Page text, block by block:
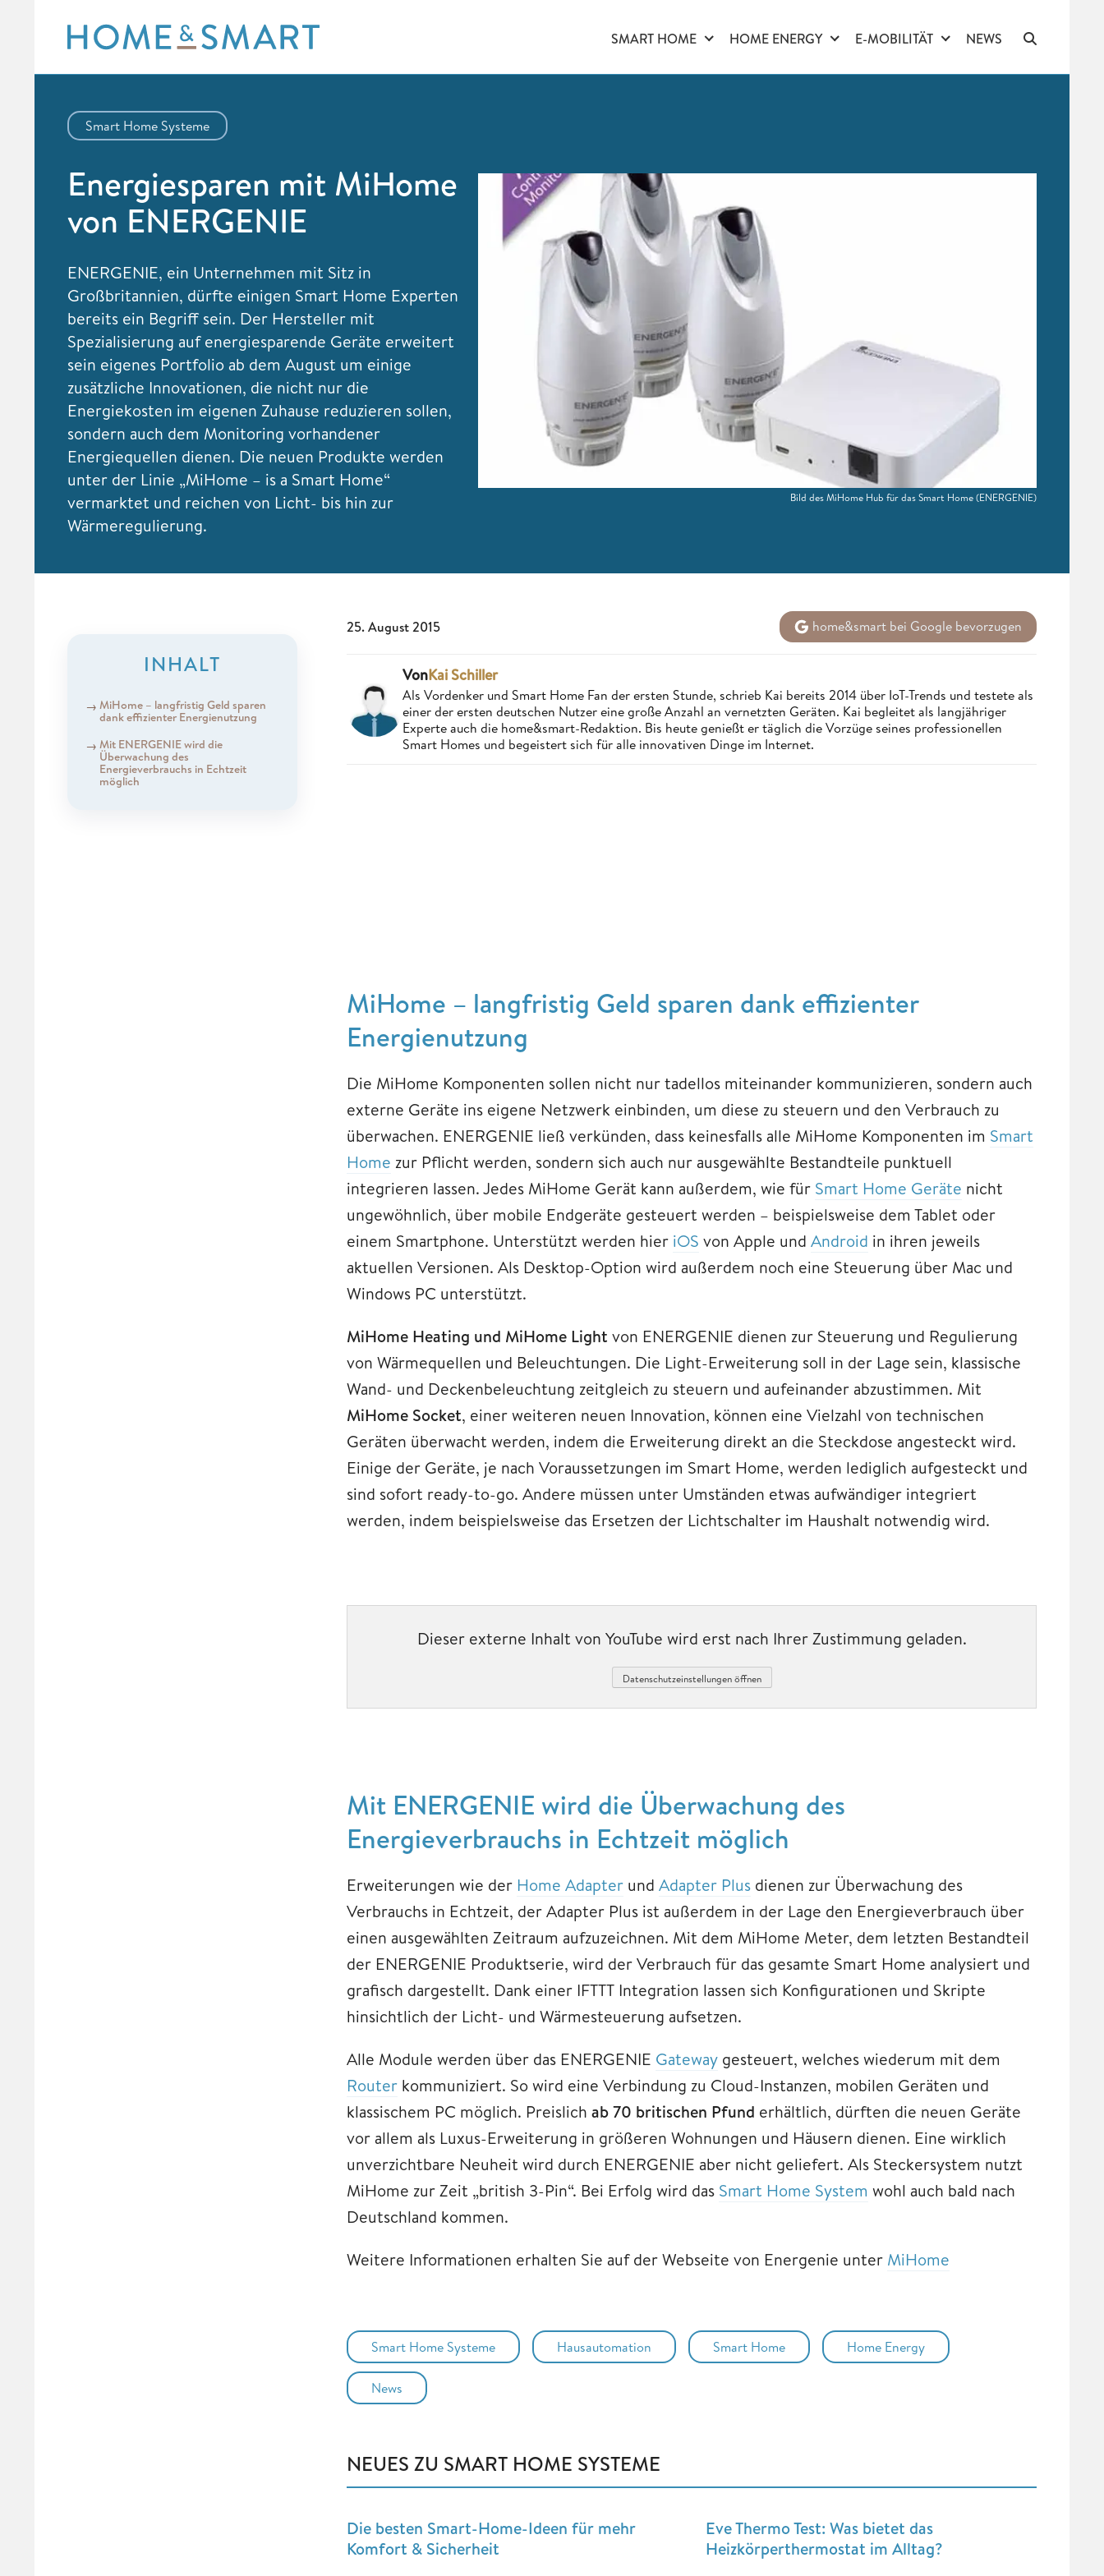
content
SMART HOME HOME ENERGY E-MOBILITÄT NEWS
Smart Home Systeme
Energiesparen mit MiHome
von ENERGENIE
ENERGENIE, ein Unternehmen mit Sitz in
Großbritannien, dürfte einigen Smart Home Experten
bereits ein Begriff sein. Der Hersteller mit
Spezialisierung auf energiesparende Geräte erweitert
sein eigenes Portfolio ab dem August um einige
zusätzliche Innovationen, die nicht nur die
Energiekosten im eigenen Zuhause reduzieren sollen,
sondern auch dem Monitoring vorhandener
Energiequellen dienen. Die neuen Produkte werden
unter der Linie „MiHome – is a Smart Home“
vermarktet und reichen von Licht- bis hin zur
Wärmeregulierung.
Bild des MiHome Hub für das Smart Home(ENERGENIE)
INHALT
MiHome – langfristig Geld sparen
dank effizienter Energienutzung
Mit ENERGENIE wird die
Überwachung des
Energieverbrauchs in Echtzeit
möglich
25. August 2015 home&smart bei Google bevorzugen
VonKai Schiller
Als Vordenker und Smart Home Fan der ersten Stunde, schrieb Kai bereits 2014 über IoT-Trends und testete als
einer der ersten deutschen Nutzer eine große Anzahl an vernetzten Geräten. Kai begleitet als langjähriger
Experte auch die home&smart-Redaktion. Bis heute genießt er täglich die Vorzüge seines professionellen
Smart Homes und begeistert sich für alle innovativen Dinge im Internet.
MiHome – langfristig Geld sparen dank effizienter
Energienutzung
Die MiHome Komponenten sollen nicht nur tadellos miteinander kommunizieren, sondern auch
externe Geräte ins eigene Netzwerk einbinden, um diese zu steuern und den Verbrauch zu
überwachen. ENERGENIE ließ verkünden, dass keinesfalls alle MiHome Komponenten im Smart
Home zur Pflicht werden, sondern sich auch nur ausgewählte Bestandteile punktuell
integrieren lassen. Jedes MiHome Gerät kann außerdem, wie für Smart Home Geräte nicht
ungewöhnlich, über mobile Endgeräte gesteuert werden – beispielsweise dem Tablet oder
einem Smartphone. Unterstützt werden hier iOS von Apple und Android in ihren jeweils
aktuellen Versionen. Als Desktop-Option wird außerdem noch eine Steuerung über Mac und
Windows PC unterstützt.
MiHome Heating und MiHome Light von ENERGENIE dienen zur Steuerung und Regulierung
von Wärmequellen und Beleuchtungen. Die Light-Erweiterung soll in der Lage sein, klassische
Wand- und Deckenbeleuchtung zeitgleich zu steuern und aufeinander abzustimmen. Mit
MiHome Socket, einer weiteren neuen Innovation, können eine Vielzahl von technischen
Geräten überwacht werden, indem die Erweiterung direkt an die Steckdose angesteckt wird.
Einige der Geräte, je nach Voraussetzungen im Smart Home, werden lediglich aufgesteckt und
sind sofort ready-to-go. Andere müssen unter Umständen etwas aufwändiger integriert
werden, indem beispielsweise das Ersetzen der Lichtschalter im Haushalt notwendig wird.
Dieser externe Inhalt von YouTube wird erst nach Ihrer Zustimmung geladen.
Datenschutzeinstellungen öffnen
Mit ENERGENIE wird die Überwachung des
Energieverbrauchs in Echtzeit möglich
Erweiterungen wie der Home Adapter und Adapter Plus dienen zur Überwachung des
Verbrauchs in Echtzeit, der Adapter Plus ist außerdem in der Lage den Energieverbrauch über
einen ausgewählten Zeitraum aufzuzeichnen. Mit dem MiHome Meter, dem letzten Bestandteil
der ENERGENIE Produktserie, wird der Verbrauch für das gesamte Smart Home analysiert und
grafisch dargestellt. Dank einer IFTTT Integration lassen sich Konfigurationen und Skripte
hinsichtlich der Licht- und Wärmesteuerung aufsetzen.
Alle Module werden über das ENERGENIE Gateway gesteuert, welches wiederum mit dem
Router kommuniziert. So wird eine Verbindung zu Cloud-Instanzen, mobilen Geräten und
klassischem PC möglich. Preislich ab 70 britischen Pfund erhältlich, dürften die neuen Geräte
vor allem als Luxus-Erweiterung in größeren Wohnungen und Häusern dienen. Eine wirklich
unverzichtbare Neuheit wird durch ENERGENIE aber nicht geliefert. Als Steckersystem nutzt
MiHome zur Zeit „british 3-Pin“. Bei Erfolg wird das Smart Home System wohl auch bald nach
Deutschland kommen.
Weitere Informationen erhalten Sie auf der Webseite von Energenie unter MiHome
Smart Home Systeme Hausautomation Smart Home Home Energy
News
NEUES ZU SMART HOME SYSTEME
Die besten Smart-Home-Ideen für mehr
Komfort & Sicherheit
Eve Thermo Test: Was bietet das
Heizkörperthermostat im Alltag?